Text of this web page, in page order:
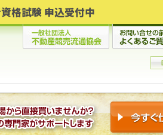
格試験 申込受付中